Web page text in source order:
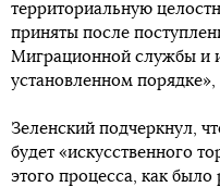
территориальную
приняты после
Миграционной службы и
установленном
Зеленский подчеркнул,
будет «искусственного
этого процесса, как было